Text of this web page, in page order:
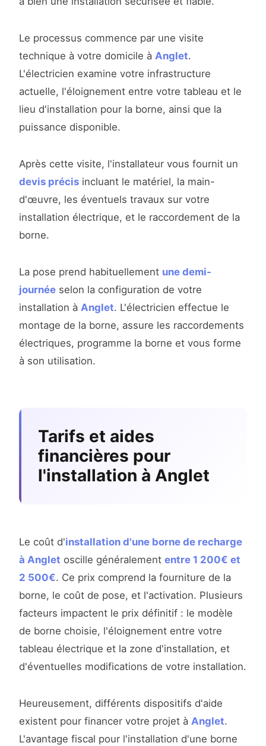
Le processus commence par une visite
technique à votre domicile à Anglet.
L'électricien examine votre infrastructure
actuelle, l'éloignement entre votre tableau et le
lieu d'installation pour la borne, ainsi que la
puissance disponible.
Après cette visite, l'installateur vous fournit un
devis précis incluant le matériel, la main-
d'œuvre, les éventuels travaux sur votre
installation électrique, et le raccordement de la
borne.
La pose prend habituellement une demi-
journée selon la configuration de votre
installation à Anglet. L'électricien effectue le
montage de la borne, assure les raccordements
électriques, programme la borne et vous forme
à son utilisation.
Tarifs et aides
financières pour
l'installation à Anglet
Le coût d'installation d'une borne de recharge
à Anglet oscille généralement entre 1 200€ et
2 500€. Ce prix comprend la fourniture de la
borne, le coût de pose, et l'activation. Plusieurs
facteurs impactent le prix définitif : le modèle
de borne choisie, l'éloignement entre votre
tableau électrique et la zone d'installation, et
d'éventuelles modifications de votre installation.
Heureusement, différents dispositifs d'aide
existent pour financer votre projet à Anglet.
L'avantage fiscal pour l'installation d'une borne